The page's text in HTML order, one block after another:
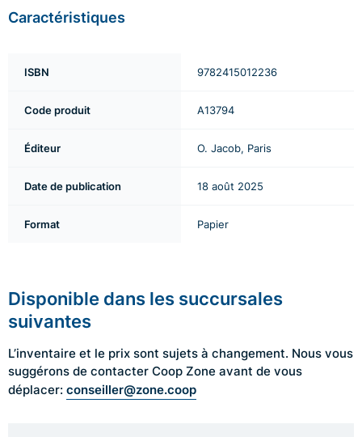
Caractéristiques
ISBN 9782415012236
Code produit A13794
Éditeur O. Jacob, Paris
Date de publication 18 août 2025
Format Papier
Disponible dans les succursales
suivantes
L’inventaire et le prix sont sujets à changement. Nous vous
suggérons de contacter Coop Zone avant de vous
déplacer: conseiller@zone.coop